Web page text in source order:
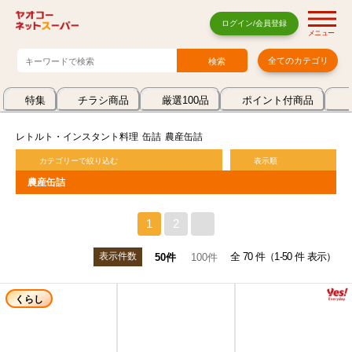
ログイン/会員登録
メニュー
全てのカテゴリ
特集 チラシ商品 厳選100品 ポイント付商品
レトルト・インスタント料理 缶詰 農産缶詰
カテゴリーで絞り込む 表示順
農産缶詰
1 2
表示件数 50件 100件 全 70 件（1-50 件 表示）
くらし